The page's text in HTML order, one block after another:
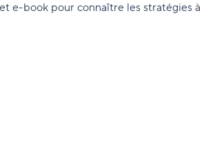
e-book pour connaître les stratégies à